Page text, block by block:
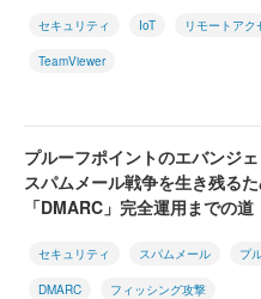
セキュリティ IoT リモートアク
TeamViewer
プルーフポイントのエバンジェ
スパムメール戦争を生き残る
「DMARC」完全運用までの道
セキュリティ スパムメール プ
DMARC フィッシング攻撃